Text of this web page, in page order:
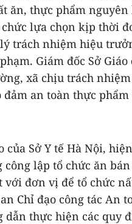
ăn, thực phẩm
lựa chọn kịp thời
trách nhiệm hiệu
Giám đốc Sở
xã chịu trách
đảm an toàn thực
của Sở Y tế Hà Nội,
công lập tổ chức ăn
đơn vị để tổ chức
Chỉ đạo công tác An
dẫn thực hiện các quy